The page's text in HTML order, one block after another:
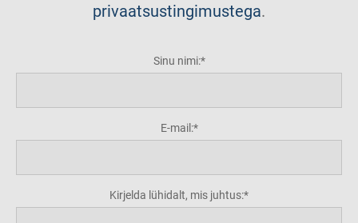
privaatsustingimustega.
Sinu nimi:
E-mail:
Kirjelda lühidalt, mis juhtus: